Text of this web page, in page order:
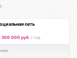
сеть
300 000 руб. / год